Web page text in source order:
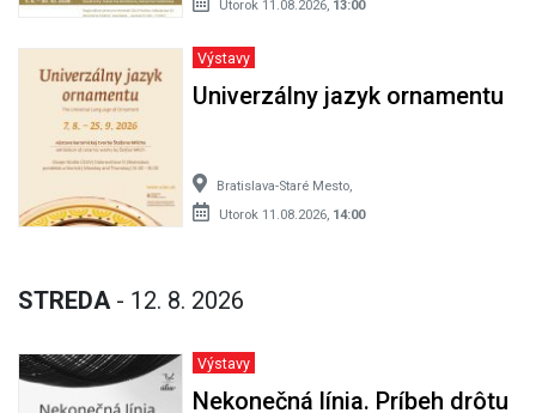
Utorok 11.08.2026, 13:00
Výstavy
Univerzálny jazyk ornamentu
Bratislava-Staré Mesto,
Utorok 11.08.2026, 14:00
STREDA - 12. 8. 2026
Výstavy
Nekonečná línia. Príbeh drôtu